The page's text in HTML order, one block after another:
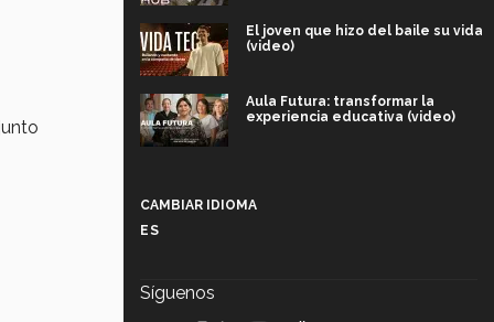
El joven que hizo del baile su vida
(video)
Aula Futura: transformar la
experiencia educativa (video)
CAMBIAR IDIOMA
ES
Síguenos